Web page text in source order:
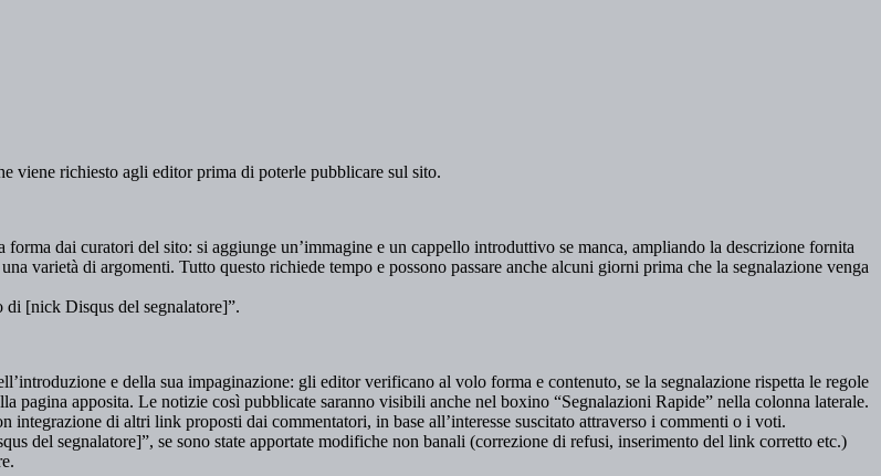
viene richiesto agli editor prima di poterle pubblicare sul sito.
dai curatori del sito: si aggiunge un’immagine e un cappello introduttivo se manca, ampliando la descrizione fornita
varietà di argomenti. Tutto questo richiede tempo e possono passare anche alcuni giorni prima che la segnalazione venga
di [nick Disqus del segnalatore]”.
e della sua impaginazione: gli editor verificano al volo forma e contenuto, se la segnalazione rispetta le regole
pagina apposita. Le notizie così pubblicate saranno visibili anche nel boxino “Segnalazioni Rapide” nella colonna laterale.
integrazione di altri link proposti dai commentatori, in base all’interesse suscitato attraverso i commenti o i voti.
del segnalatore]”, se sono state apportate modifiche non banali (correzione di refusi, inserimento del link corretto etc.)